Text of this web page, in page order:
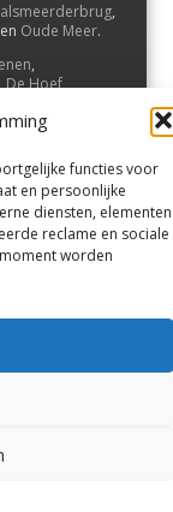
functies voor
en persoonlijke
diensten, elementen
reclame en sociale
worden
,
en Oude Meer.
,
,De Hoef,
,Waverveen
De Kwakel.